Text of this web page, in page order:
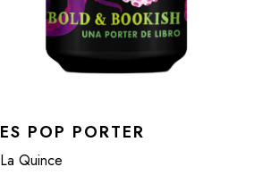
ES POP PORTER
La Quince